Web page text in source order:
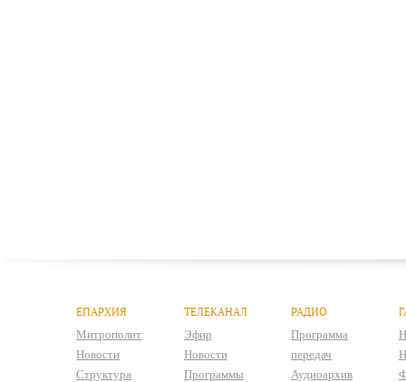
ЕПАРХИЯ
Митрополит
Новости
Структура
ТЕЛЕКАНАЛ
Эфир
Новости
Программы
РАДИО
Программа
передач
Аудиоархив